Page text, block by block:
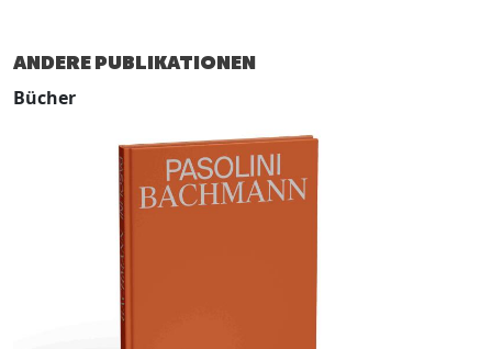
ANDERE PUBLIKATIONEN
Bücher